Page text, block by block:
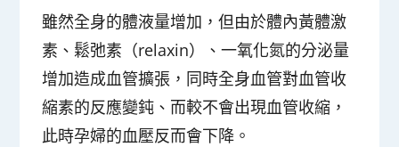
雖然全身的體液量增加，但由於體內黃體激
素、鬆弛素（relaxin）、一氧化氮的分泌量
增加造成血管擴張，同時全身血管對血管收
縮素的反應變鈍、而較不會出現血管收縮，
此時孕婦的血壓反而會下降。